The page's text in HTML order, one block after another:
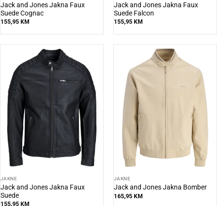
Jack and Jones Jakna Faux
Suede Cognac
155,95 KM
Jack and Jones Jakna Faux
Suede Falcon
155,95 KM
JAKNE
Jack and Jones Jakna Faux
Suede
155,95 KM
JAKNE
Jack and Jones Jakna Bomber
165,95 KM